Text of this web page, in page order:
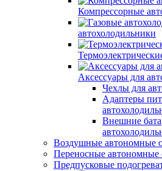
Компрессорные
автохолодильники
Аксессуары для
Чехлы для
Адаптеры
Внешние
Воздушные автономные
Переносные автономные
Предпусковые